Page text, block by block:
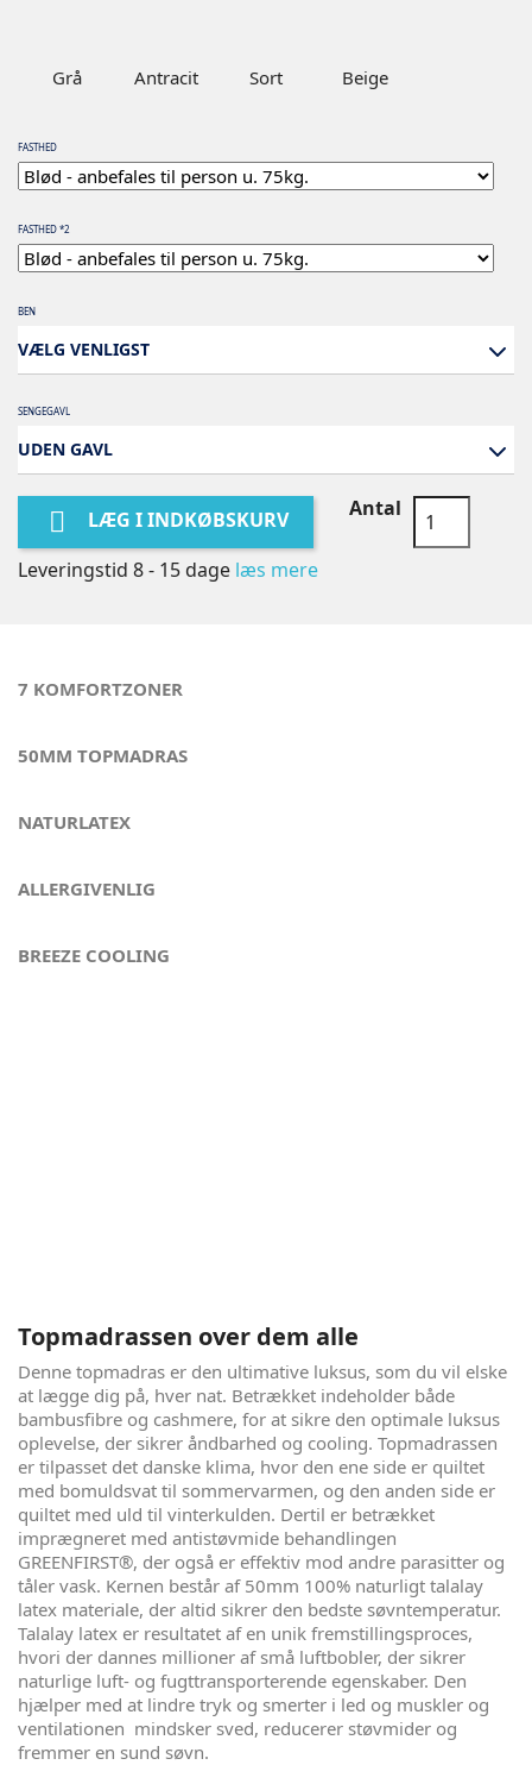
Grå Antracit Sort Beige
FASTHED
FASTHED *2
BEN
VÆLG VENLIGST
SENGEGAVL
UDEN GAVL
 LÆG I INDKØBSKURV Antal
Leveringstid 8 - 15 dage læs mere
7 KOMFORTZONER
50MM TOPMADRAS
NATURLATEX
ALLERGIVENLIG
BREEZE COOLING
Topmadrassen over dem alle
Denne topmadras er den ultimative luksus, som du vil elske
at lægge dig på, hver nat. Betrækket indeholder både
bambusfibre og cashmere, for at sikre den optimale luksus
oplevelse, der sikrer åndbarhed og cooling. Topmadrassen
er tilpasset det danske klima, hvor den ene side er quiltet
med bomuldsvat til sommervarmen, og den anden side er
quiltet med uld til vinterkulden. Dertil er betrækket
imprægneret med antistøvmide behandlingen
GREENFIRST®, der også er effektiv mod andre parasitter og
tåler vask. Kernen består af 50mm 100% naturligt talalay
latex materiale, der altid sikrer den bedste søvntemperatur.
Talalay latex er resultatet af en unik fremstillingsproces,
hvori der dannes millioner af små luftbobler, der sikrer
naturlige luft- og fugttransporterende egenskaber. Den
hjælper med at lindre tryk og smerter i led og muskler og
ventilationen mindsker sved, reducerer støvmider og
fremmer en sund søvn.